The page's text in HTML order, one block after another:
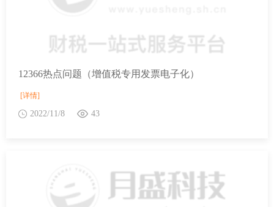
12366热点问题（增值税专用发票电子化）
[详情]
2022/11/8 43